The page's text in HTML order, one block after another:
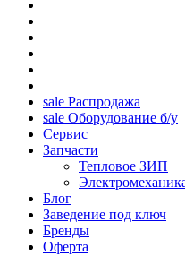
sale Распродажа
sale Оборудование б/у
Сервис
Запчасти
Тепловое ЗИП
Блог
Заведение под ключ
Бренды
Оферта